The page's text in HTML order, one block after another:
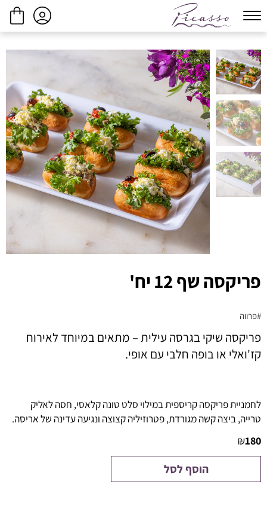
המשך בקנייה
פריקסה שף 12 יח'
#פרווה
פריקסה שיקי בגרסה עילית – מתאים במיוחד לאירוח
קז'ואלי או בופה חלבי עם אופי.
לחמניית פריקסה קריספית במילוי סלט טונה קלאסי, חסה לאליק
טרייה, ביצה קשה מגורדת, פטרוזיליה קצוצה ונגיעה עדינה של אריסה.
180
₪
הוסף לסל